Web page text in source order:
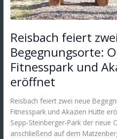
Reisbach feiert
Begegnungsorte:
Fitnesspark und
eröffnet
Reisbach feiert zwei neue
Fitnesspark und Akazien Hütte
Sepp‑Steinberger‑Park der neue
anschließend auf dem